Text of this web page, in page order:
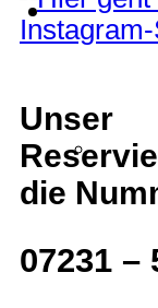
Unser
die
07231 –